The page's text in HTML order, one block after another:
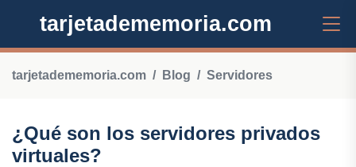
tarjetadememoria.com
tarjetadememoria.com Blog Servidores
¿Qué son los servidores privados
virtuales?